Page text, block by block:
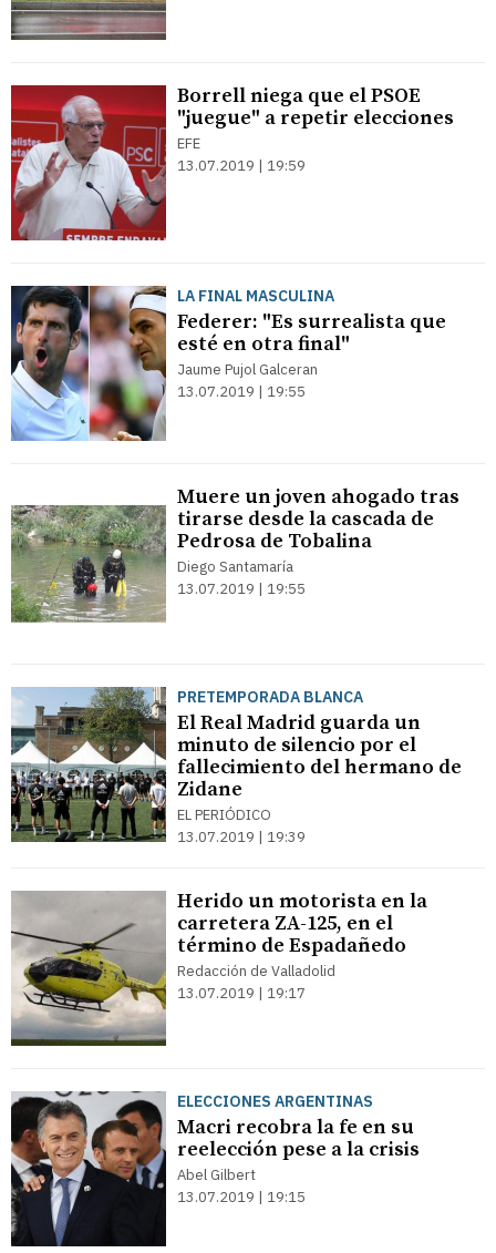
Borrell niega que el PSOE
"juegue" a repetir elecciones
EFE
13.07.2019 | 19:59
LA FINAL MASCULINA
Federer: "Es surrealista que
esté en otra final"
Jaume Pujol Galceran
13.07.2019 | 19:55
Muere un joven ahogado tras
tirarse desde la cascada de
Pedrosa de Tobalina
Diego Santamaría
13.07.2019 | 19:55
PRETEMPORADA BLANCA
El Real Madrid guarda un
minuto de silencio por el
fallecimiento del hermano de
Zidane
EL PERIÓDICO
13.07.2019 | 19:39
Herido un motorista en la
carretera ZA-125, en el
término de Espadañedo
Redacción de Valladolid
13.07.2019 | 19:17
ELECCIONES ARGENTINAS
Macri recobra la fe en su
reelección pese a la crisis
Abel Gilbert
13.07.2019 | 19:15